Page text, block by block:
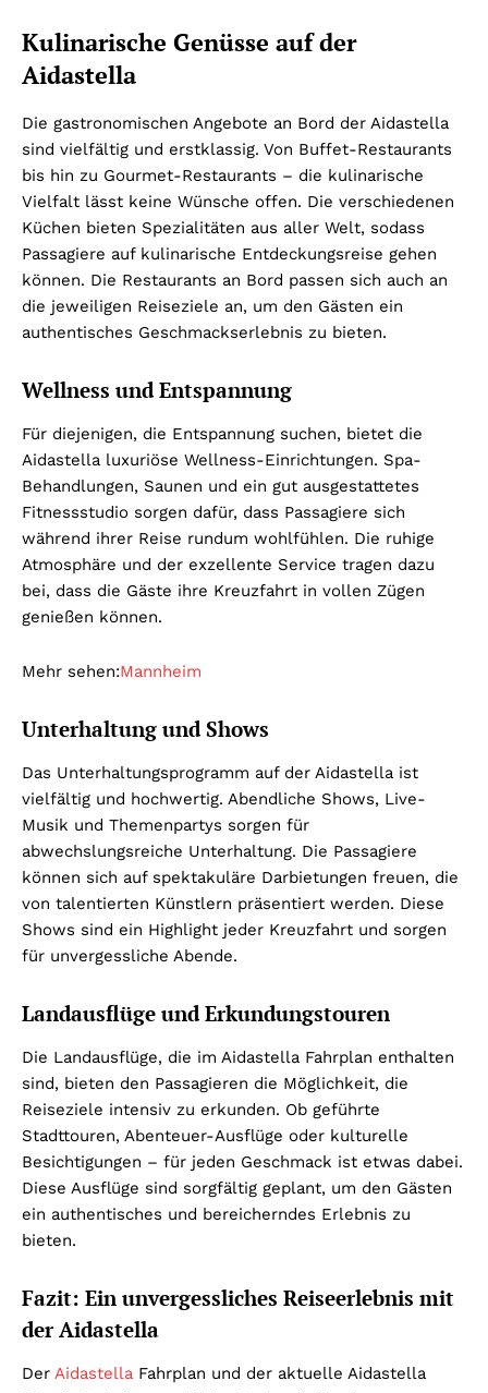
Kulinarische Genüsse auf der
Aidastella
Die gastronomischen Angebote an Bord der Aidastella
sind vielfältig und erstklassig. Von Buffet-Restaurants
bis hin zu Gourmet-Restaurants – die kulinarische
Vielfalt lässt keine Wünsche offen. Die verschiedenen
Küchen bieten Spezialitäten aus aller Welt, sodass
Passagiere auf kulinarische Entdeckungsreise gehen
können. Die Restaurants an Bord passen sich auch an
die jeweiligen Reiseziele an, um den Gästen ein
authentisches Geschmackserlebnis zu bieten.
Wellness und Entspannung
Für diejenigen, die Entspannung suchen, bietet die
Aidastella luxuriöse Wellness-Einrichtungen. Spa-
Behandlungen, Saunen und ein gut ausgestattetes
Fitnessstudio sorgen dafür, dass Passagiere sich
während ihrer Reise rundum wohlfühlen. Die ruhige
Atmosphäre und der exzellente Service tragen dazu
bei, dass die Gäste ihre Kreuzfahrt in vollen Zügen
genießen können.
Mehr sehen:Mannheim
Unterhaltung und Shows
Das Unterhaltungsprogramm auf der Aidastella ist
vielfältig und hochwertig. Abendliche Shows, Live-
Musik und Themenpartys sorgen für
abwechslungsreiche Unterhaltung. Die Passagiere
können sich auf spektakuläre Darbietungen freuen, die
von talentierten Künstlern präsentiert werden. Diese
Shows sind ein Highlight jeder Kreuzfahrt und sorgen
für unvergessliche Abende.
Landausflüge und Erkundungstouren
Die Landausflüge, die im Aidastella Fahrplan enthalten
sind, bieten den Passagieren die Möglichkeit, die
Reiseziele intensiv zu erkunden. Ob geführte
Stadttouren, Abenteuer-Ausflüge oder kulturelle
Besichtigungen – für jeden Geschmack ist etwas dabei.
Diese Ausflüge sind sorgfältig geplant, um den Gästen
ein authentisches und bereicherndes Erlebnis zu
bieten.
Fazit: Ein unvergessliches Reiseerlebnis mit
der Aidastella
Der Aidastella Fahrplan und der aktuelle Aidastella